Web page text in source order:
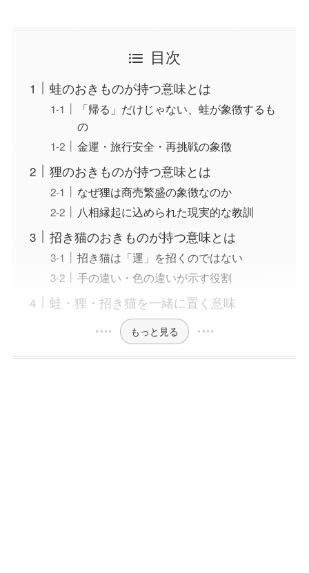
目次
蛙のおきものが持つ意味とは
「帰る」だけじゃない、蛙が象徴するも
の
金運・旅行安全・再挑戦の象徴
狸のおきものが持つ意味とは
なぜ狸は商売繁盛の象徴なのか
八相縁起に込められた現実的な教訓
招き猫のおきものが持つ意味とは
招き猫は「運」を招くのではない
手の違い・色の違いが示す役割
蛙・狸・招き猫を一緒に置く意味
もっと見る